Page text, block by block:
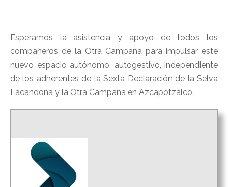
Esperamos la asistencia y apoyo de todos los
compañeros de la Otra Campaña para impulsar este
nuevo espacio autónomo, autogestivo, independiente
de los adherentes de la Sexta Declaración de la Selva
Lacandona y la Otra Campaña en Azcapotzalco.